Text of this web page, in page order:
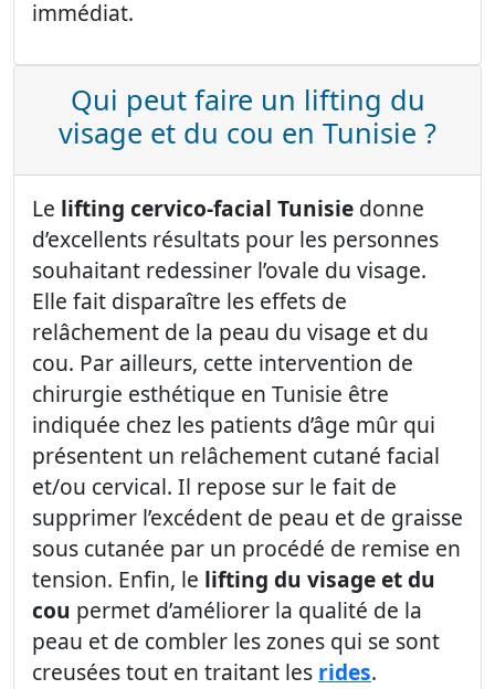
immédiat.
Qui peut faire un lifting du
visage et du cou en Tunisie ?
Le lifting cervico-facial Tunisie donne
d’excellents résultats pour les personnes
souhaitant redessiner l’ovale du visage.
Elle fait disparaître les effets de
relâchement de la peau du visage et du
cou. Par ailleurs, cette intervention de
chirurgie esthétique en Tunisie être
indiquée chez les patients d’âge mûr qui
présentent un relâchement cutané facial
et/ou cervical. Il repose sur le fait de
supprimer l’excédent de peau et de graisse
sous cutanée par un procédé de remise en
tension. Enfin, le lifting du visage et du
cou permet d’améliorer la qualité de la
peau et de combler les zones qui se sont
creusées tout en traitant les rides.